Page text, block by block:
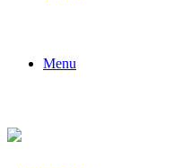
Menu